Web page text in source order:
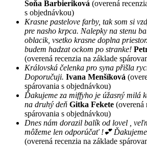
Soňa Barbieriková (overená
s objednávkou)
Krasne pastelove farby, tak som si
pre nasho krpca. Nalepky na stenu
oblacik, vsetko krasne doplna
budem hadzat ockom po stranke!
(overená recenzia na základe
Královská čelenka pro syna přišla
Doporučuji. Ivana Menšíková
spárovania s objednávkou)
Ďakujeme za miffyho je úžasný milá
na druhý deň Gitka Fekete (overená
spárovania s objednávkou)
Dnes nám dorazil balík od lovel ,
môžeme len odporúčať !💕
(overená recenzia na základe